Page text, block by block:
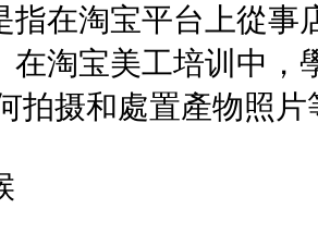
指在淘宝平台上從事
在淘宝美工培训中，
拍摄和處置產物照